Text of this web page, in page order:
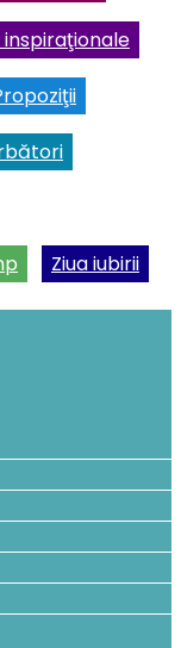
inspiraţionale
Ziua iubirii